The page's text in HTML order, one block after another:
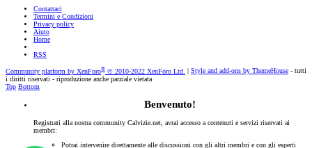
Contattaci
Termini e Condizioni
Privacy policy
Aiuto
Home
RSS
Community platform by XenForo® © 2010-2022 XenForo Ltd. Style and add-ons by ThemeHouse - tutti
i diritti riservati - riproduzione anche parziale vietata
Top Bottom
Benvenuto!
Registrati alla nostra community Calvizie.net, avrai accesso a contenuti e servizi riservati ai
membri:
Potrai intervenire direttamente alle discussioni con gli altri membri e con gli esperti